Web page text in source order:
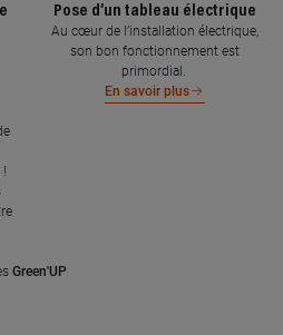
Green'UP
Pose d’un tableau électrique
Au cœur de l’installation électrique,
son bon fonctionnement est
primordial.
En savoir plus